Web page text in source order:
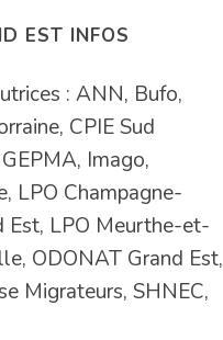
EST INFOS
: ANN, Bufo,
CPIE Sud
Imago,
LPO Champagne-
Est, LPO Meurthe-et-
ODONAT Grand Est,
Migrateurs, SHNEC,